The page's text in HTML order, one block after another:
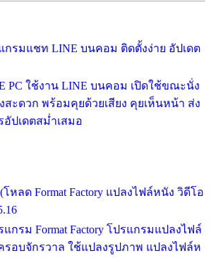
กรมแชท LINE บนคอม ติดตั้งง่าย อัปเดต
PC ใช้งาน LINE บนคอม เปิดใช้ขณะนั่ง
สะดวก พร้อมคุยด้วยเสียง คุยเห็นหน้า ส่ง
อัปเดตสม่ำเสมอ
(โหลด Format Factory แปลงไฟล์หนัง วิดีโอ
กรม Format Factory โปรแกรมแปลงไฟล์
รอบจักรวาล ใช้แปลงรูปภาพ แปลงไฟล์ห